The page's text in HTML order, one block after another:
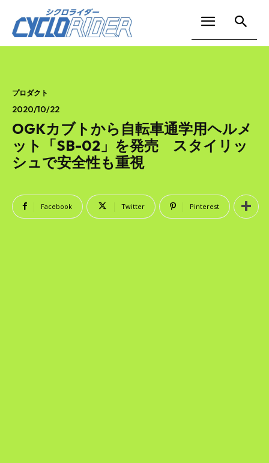
プロダクト
2020/10/22
OGKカブトから自転車通学用ヘルメ
ット「SB-02」を発売 スタイリッ
シュで安全性も重視
Facebook Twitter Pinterest